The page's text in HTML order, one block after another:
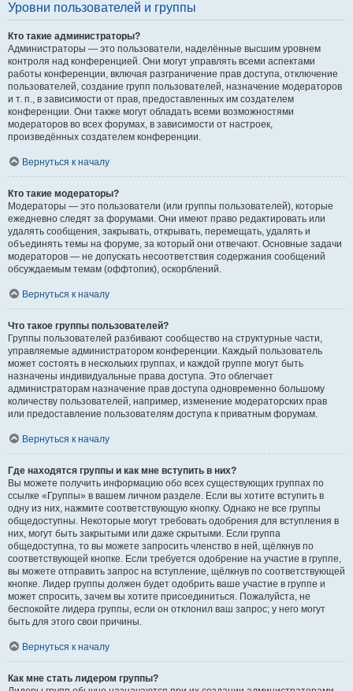
Уровни пользователей и группы
Кто такие администраторы?
Администраторы — это пользователи, наделённые высшим уровнем
контроля над конференцией. Они могут управлять всеми аспектами
работы конференции, включая разграничение прав доступа, отключение
пользователей, создание групп пользователей, назначение модераторов
и т. п., в зависимости от прав, предоставленных им создателем
конференции. Они также могут обладать всеми возможностями
модераторов во всех форумах, в зависимости от настроек,
произведённых создателем конференции.
Вернуться к началу
Кто такие модераторы?
Модераторы — это пользователи (или группы пользователей), которые
ежедневно следят за форумами. Они имеют право редактировать или
удалять сообщения, закрывать, открывать, перемещать, удалять и
объединять темы на форуме, за который они отвечают. Основные задачи
модераторов — не допускать несоответствия содержания сообщений
обсуждаемым темам (оффтопик), оскорблений.
Вернуться к началу
Что такое группы пользователей?
Группы пользователей разбивают сообщество на структурные части,
управляемые администратором конференции. Каждый пользователь
может состоять в нескольких группах, и каждой группе могут быть
назначены индивидуальные права доступа. Это облегчает
администраторам назначение прав доступа одновременно большому
количеству пользователей, например, изменение модераторских прав
или предоставление пользователям доступа к приватным форумам.
Вернуться к началу
Где находятся группы и как мне вступить в них?
Вы можете получить информацию обо всех существующих группах по
ссылке «Группы» в вашем личном разделе. Если вы хотите вступить в
одну из них, нажмите соответствующую кнопку. Однако не все группы
общедоступны. Некоторые могут требовать одобрения для вступления в
них, могут быть закрытыми или даже скрытыми. Если группа
общедоступна, то вы можете запросить членство в ней, щёлкнув по
соответствующей кнопке. Если требуется одобрение на участие в группе,
вы можете отправить запрос на вступление, щёлкнув по соответствующей
кнопке. Лидер группы должен будет одобрить ваше участие в группе и
может спросить, зачем вы хотите присоединиться. Пожалуйста, не
беспокойте лидера группы, если он отклонил ваш запрос; у него могут
быть для этого свои причины.
Вернуться к началу
Как мне стать лидером группы?